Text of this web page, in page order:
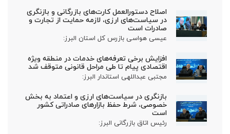
اصلاح دستورالعمل کارت‌های بازرگانی و بازنگری
در سیاست‌های ارزی، لازمه حمایت از تجارت و
صادرات است
عیسی هواسی بازرس کل استان البرز:
افزایش برخی تعرفه‌های خدمات در منطقه ویژه
اقتصادی پیام تا طی مراحل قانونی متوقف شد
مجتبی عبداللهی استاندار البرز:
بازنگری در سیاست‌های ارزی و اعتماد به بخش
خصوصی، شرط حفظ بازارهای صادراتی کشور
است
رئیس اتاق بازرگانی البرز: